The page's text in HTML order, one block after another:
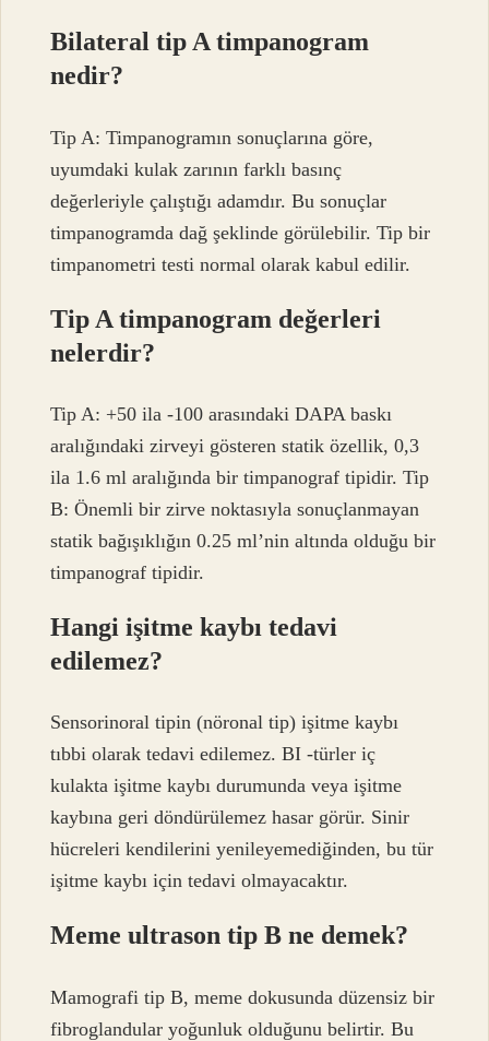
Bilateral tip A timpanogram
nedir?
Tip A: Timpanogramın sonuçlarına göre,
uyumdaki kulak zarının farklı basınç
değerleriyle çalıştığı adamdır. Bu sonuçlar
timpanogramda dağ şeklinde görülebilir. Tip bir
timpanometri testi normal olarak kabul edilir.
Tip A timpanogram değerleri
nelerdir?
Tip A: +50 ila -100 arasındaki DAPA baskı
aralığındaki zirveyi gösteren statik özellik, 0,3
ila 1.6 ml aralığında bir timpanograf tipidir. Tip
B: Önemli bir zirve noktasıyla sonuçlanmayan
statik bağışıklığın 0.25 ml’nin altında olduğu bir
timpanograf tipidir.
Hangi işitme kaybı tedavi
edilemez?
Sensorinoral tipin (nöronal tip) işitme kaybı
tıbbi olarak tedavi edilemez. BI -türler iç
kulakta işitme kaybı durumunda veya işitme
kaybına geri döndürülemez hasar görür. Sinir
hücreleri kendilerini yenileyemediğinden, bu tür
işitme kaybı için tedavi olmayacaktır.
Meme ultrason tip B ne demek?
Mamografi tip B, meme dokusunda düzensiz bir
fibroglandular yoğunluk olduğunu belirtir. Bu